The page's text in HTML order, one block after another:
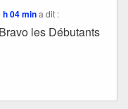
h 04 min a dit :
les Débutants